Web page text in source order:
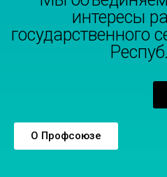
интересы
государственного
О Профсоюзе